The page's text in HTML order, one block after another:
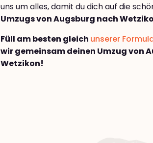
uns um alles, damit du dich auf die
Umzugs von Augsburg nach
Füll am besten gleich unserer
wir gemeinsam deinen Umzug von
Wetzikon!